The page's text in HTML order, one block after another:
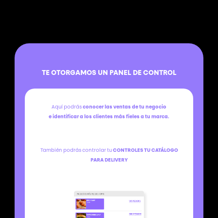
TE OTORGAMOS UN PANEL DE CONTROL
Aquí podrásconocer las ventas de tu negocio
e identificar a los clientes más fieles a tu marca.
También podrás controlar tuCONTROLES TU CATÁLOGO
PARA DELIVERY